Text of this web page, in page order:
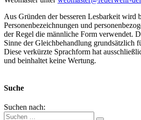
Aus Gründen der besseren Lesbarkeit wird
Personenbezeichnungen und
der Regel die männliche Form verwendet.
Sinne der Gleichbehandlung grundsätzlich
Diese verkürzte Sprachform hat
und beinhaltet keine Wertung.
Suche
Suchen nach: